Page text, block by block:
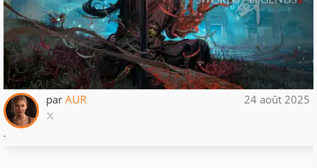
par AUR 24 août 2025
.